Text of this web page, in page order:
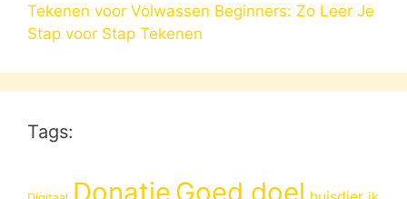
Tekenen voor Volwassen Beginners: Zo Leer Je
Stap voor Stap Tekenen
Tags:
Donatie Goed doel